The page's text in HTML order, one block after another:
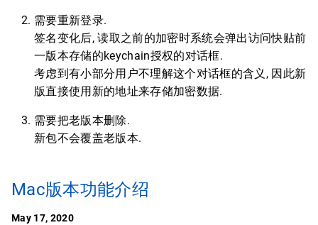
需要重新登录.
签名变化后, 读取之前的加密时系统会弹出访问快贴前
一版本存储的keychain授权的对话框.
考虑到有小部分用户不理解这个对话框的含义, 因此新
版直接使用新的地址来存储加密数据.
需要把老版本删除.
新包不会覆盖老版本.
Mac版本功能介绍
May 17, 2020